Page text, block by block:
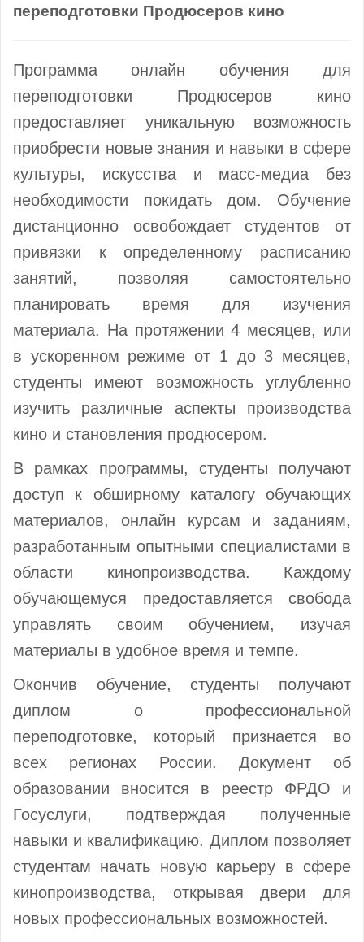
переподготовки Продюсеров кино
Программа онлайн обучения для
переподготовки Продюсеров кино
предоставляет уникальную возможность
приобрести новые знания и навыки в сфере
культуры, искусства и масс-медиа без
необходимости покидать дом. Обучение
дистанционно освобождает студентов от
привязки к определенному расписанию
занятий, позволяя самостоятельно
планировать время для изучения
материала. На протяжении 4 месяцев, или
в ускоренном режиме от 1 до 3 месяцев,
студенты имеют возможность углубленно
изучить различные аспекты производства
кино и становления продюсером.
В рамках программы, студенты получают
доступ к обширному каталогу обучающих
материалов, онлайн курсам и заданиям,
разработанным опытными специалистами в
области кинопроизводства. Каждому
обучающемуся предоставляется свобода
управлять своим обучением, изучая
материалы в удобное время и темпе.
Окончив обучение, студенты получают
диплом о профессиональной
переподготовке, который признается во
всех регионах России. Документ об
образовании вносится в реестр ФРДО и
Госуслуги, подтверждая полученные
навыки и квалификацию. Диплом позволяет
студентам начать новую карьеру в сфере
кинопроизводства, открывая двери для
новых профессиональных возможностей.